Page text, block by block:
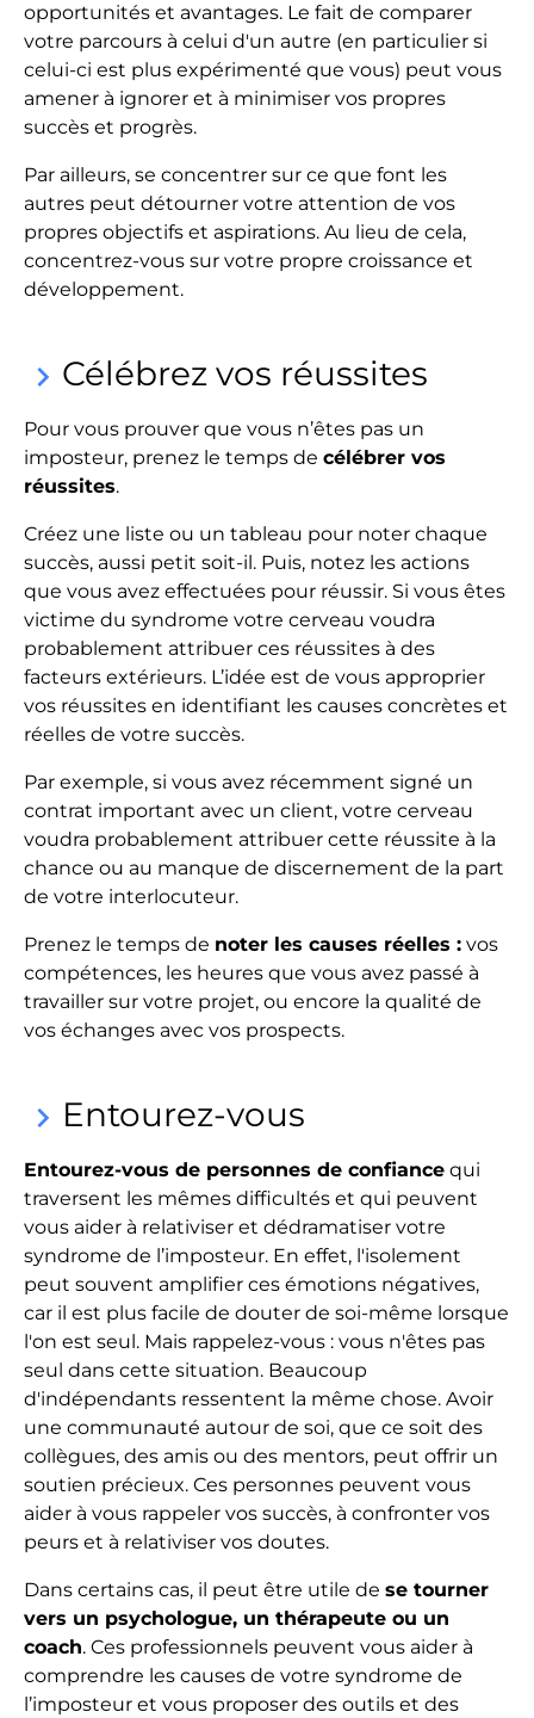
opportunités et avantages. Le fait de comparer
votre parcours à celui d'un autre (en particulier si
celui-ci est plus expérimenté que vous) peut vous
amener à ignorer et à minimiser vos propres
succès et progrès.
Par ailleurs, se concentrer sur ce que font les
autres peut détourner votre attention de vos
propres objectifs et aspirations. Au lieu de cela,
concentrez-vous sur votre propre croissance et
développement.
keyboard_arrow_right Célébrez vos réussites
Pour vous prouver que vous n’êtes pas un
imposteur, prenez le temps de célébrer vos
réussites.
Créez une liste ou un tableau pour noter chaque
succès, aussi petit soit-il. Puis, notez les actions
que vous avez effectuées pour réussir. Si vous êtes
victime du syndrome votre cerveau voudra
probablement attribuer ces réussites à des
facteurs extérieurs. L’idée est de vous approprier
vos réussites en identifiant les causes concrètes et
réelles de votre succès.
Par exemple, si vous avez récemment signé un
contrat important avec un client, votre cerveau
voudra probablement attribuer cette réussite à la
chance ou au manque de discernement de la part
de votre interlocuteur.
Prenez le temps de noter les causes réelles : vos
compétences, les heures que vous avez passé à
travailler sur votre projet, ou encore la qualité de
vos échanges avec vos prospects.
keyboard_arrow_right Entourez-vous
Entourez-vous de personnes de confiance qui
traversent les mêmes difficultés et qui peuvent
vous aider à relativiser et dédramatiser votre
syndrome de l’imposteur. En effet, l'isolement
peut souvent amplifier ces émotions négatives,
car il est plus facile de douter de soi-même lorsque
l'on est seul. Mais rappelez-vous : vous n'êtes pas
seul dans cette situation. Beaucoup
d'indépendants ressentent la même chose. Avoir
une communauté autour de soi, que ce soit des
collègues, des amis ou des mentors, peut offrir un
soutien précieux. Ces personnes peuvent vous
aider à vous rappeler vos succès, à confronter vos
peurs et à relativiser vos doutes.
Dans certains cas, il peut être utile de se tourner
vers un psychologue, un thérapeute ou un
coach. Ces professionnels peuvent vous aider à
comprendre les causes de votre syndrome de
l’imposteur et vous proposer des outils et des